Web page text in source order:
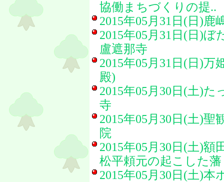
協働まちづくりの提..
2015年05月31日(日)鹿
2015年05月31日(日)ぼ
盧遮那寺
2015年05月31日(日)万
殿)
2015年05月30日(土)た
寺
2015年05月30日(土)聖
院
2015年05月30日(土)額
松平頼元の起こした藩
2015年05月30日(土)本